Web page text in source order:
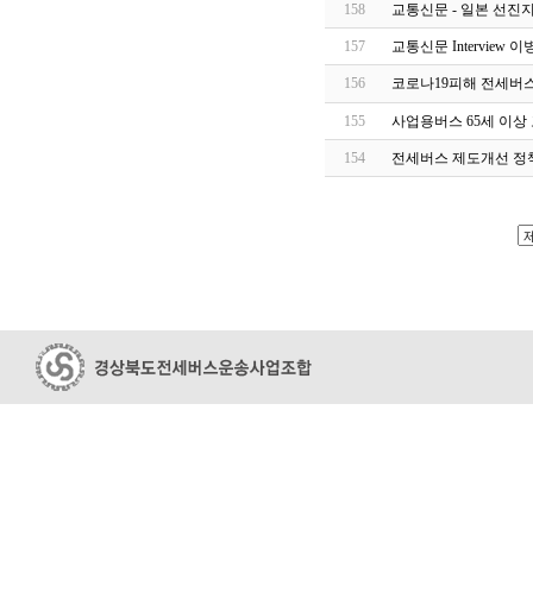
158 교통신문 - 일본 선진
157 교통신문 Interview
156 코로나19피해 전세버
155 사업용버스 65세 이
154 전세버스 제도개선 정